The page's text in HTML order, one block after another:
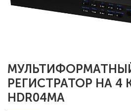
РЕГИСТРАТОР НА 4
HDR04MA